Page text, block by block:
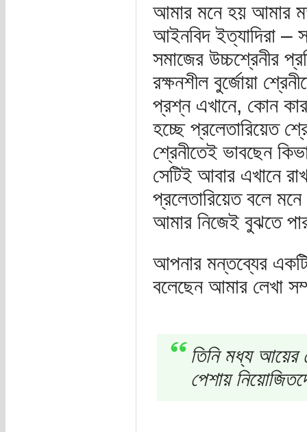
আমার মনে হয় আমার
আইনবিদ ইত্যাদিরা –
সমাজের উচ্চশ্রেনীর
রক্ষনশীল বুর্জোয়া
প্রশ্ন এখানে, কোন
হচ্ছে প্রলেতারিয়েত
শ্রেনীতেই ভাবছেন
সেটিই আবার এখানে
প্রলেতারিয়েত বলে
আমার নিজেই বুঝতে
আপনার মন্তব্যের
বলেছেন আমার লেখা
তিনি মধ্য আয়ের
পেশায়